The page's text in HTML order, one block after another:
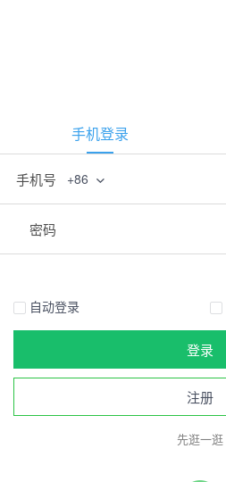
手机登录
手机号 +86
密码
自动登录
登录
注册
先逛一逛